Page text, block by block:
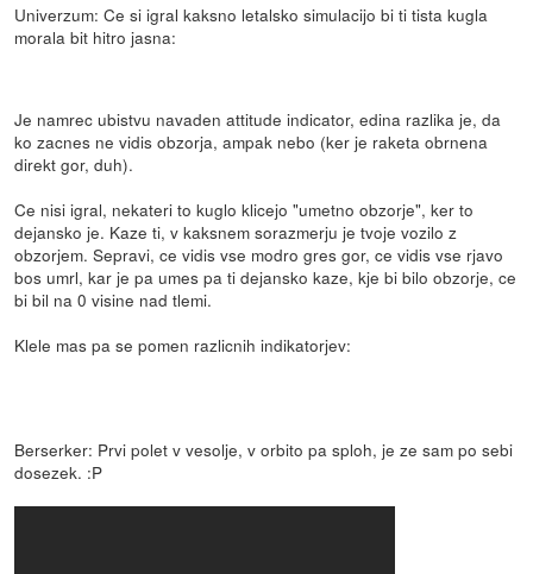
Univerzum: Ce si igral kaksno letalsko simulacijo bi ti tista kugla
morala bit hitro jasna:
Je namrec ubistvu navaden attitude indicator, edina razlika je, da
ko zacnes ne vidis obzorja, ampak nebo (ker je raketa obrnena
direkt gor, duh).
Ce nisi igral, nekateri to kuglo klicejo "umetno obzorje", ker to
dejansko je. Kaze ti, v kaksnem sorazmerju je tvoje vozilo z
obzorjem. Sepravi, ce vidis vse modro gres gor, ce vidis vse rjavo
bos umrl, kar je pa umes pa ti dejansko kaze, kje bi bilo obzorje, ce
bi bil na 0 visine nad tlemi.
Klele mas pa se pomen razlicnih indikatorjev:
Berserker: Prvi polet v vesolje, v orbito pa sploh, je ze sam po sebi
dosezek. :P